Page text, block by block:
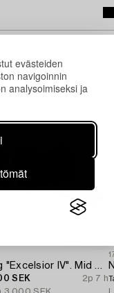
evästeiden
navigoinnin
analysoimiseksi ja
Ships-log "Excelsior IV". Mid 20th century.
SEK
2p 7 h